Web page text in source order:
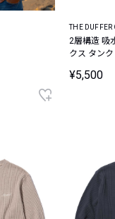
THE DUFFER
2層構造 吸
クス タン
¥5,500